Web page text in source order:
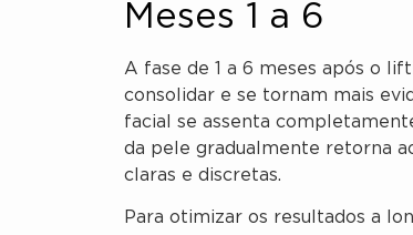
Meses 1 a 6
A fase de 1 a 6 meses após o
consolidar e se tornam mais
facial se assenta
da pele gradualmente retorna
claras e discretas.
Para otimizar os resultados a